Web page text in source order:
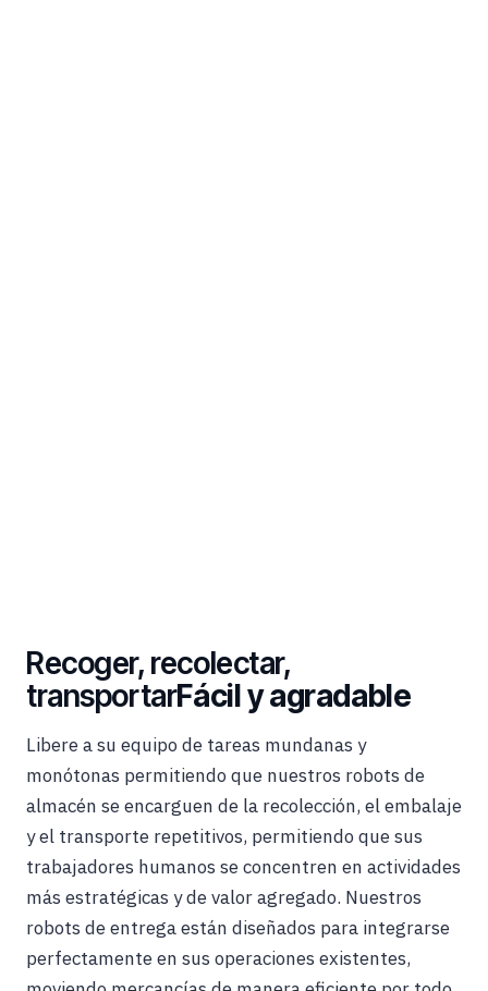
Recoger, recolectar,
transportarFácil y agradable
Libere a su equipo de tareas mundanas y
monótonas permitiendo que nuestros robots de
almacén se encarguen de la recolección, el embalaje
y el transporte repetitivos, permitiendo que sus
trabajadores humanos se concentren en actividades
más estratégicas y de valor agregado. Nuestros
robots de entrega están diseñados para integrarse
perfectamente en sus operaciones existentes,